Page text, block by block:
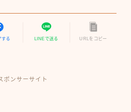
する LINEで送る URLをコピー
ポンサーサイト